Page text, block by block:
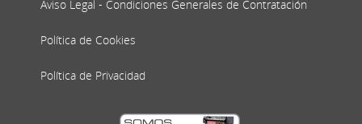
Aviso Legal - Condiciones Generales de Contratación
Política de Cookies
Política de Privacidad